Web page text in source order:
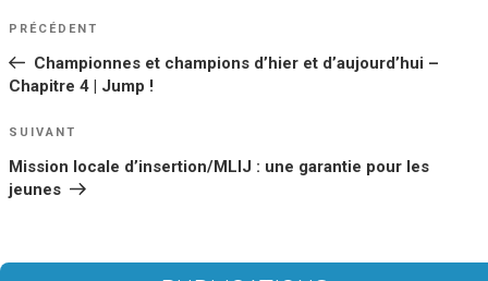
NAVIGATION
DE
L’ARTICLE
Article
PRÉCÉDENT
Championnes et champions d’hier et d’aujourd’hui –
Chapitre 4 | Jump !
Article
SUIVANT
Mission locale d’insertion/MLIJ : une garantie pour les
jeunes